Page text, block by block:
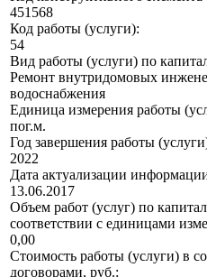
451568
Код работы (услуги):
54
Вид работы (услуги) по
Ремонт внутридомовых
водоснабжения
Единица измерения работы
пог.м.
Год завершения работы
2022
Дата актуализации
13.06.2017
Объем работ (услуг) по
соответствии с единицами
0,00
Стоимость работы (услуги) в
договорами, руб.: